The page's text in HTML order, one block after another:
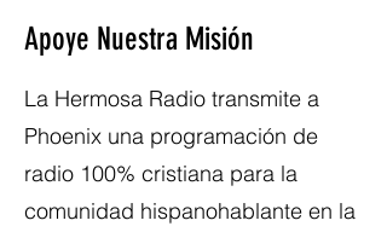
Apoye Nuestra Misión
La Hermosa Radio transmite a
Phoenix una programación de
radio 100% cristiana para la
comunidad hispanohablante en la